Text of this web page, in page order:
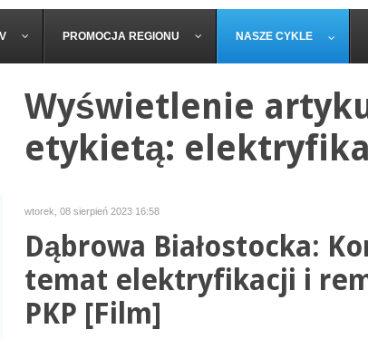
PROMOCJA REGIONU NASZE CYKLE
Wyświetlenie
etykietą:
wtorek, 08 sierpień 2023 16:58
Dąbrowa Białostocka:
temat elektryfikacji i
PKP [Film]